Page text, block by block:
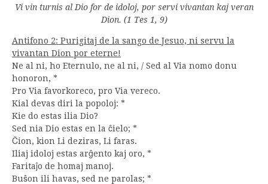
Vi vin turnis al Dio for de idoloj, por servi vivantan kaj veran
Dion. (1 Tes 1, 9)
Antifono 2: Purigitaj de la sango de Jesuo, ni servu la
vivantan Dion por eterne!
Ne al ni, ho Eternulo, ne al ni, / Sed al Via nomo donu
honoron, *
Pro Via favorkoreco, pro Via vereco.
Kial devas diri la popoloj: *
Kie do estas ilia Dio?
Sed nia Dio estas en la ĉielo; *
Ĉion, kion Li deziras, Li faras.
Iliaj idoloj estas arĝento kaj oro, *
Faritaĵo de homaj manoj.
Buŝon ili havas, sed ne parolas; *